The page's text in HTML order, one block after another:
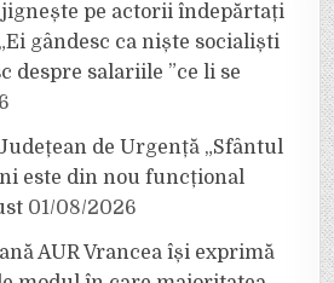
pe actorii îndepărtați
gândesc ca niște socialiști
despre salariile ”ce li se
de Urgență „Sfântul
este din nou funcțional
01/08/2026
AUR Vrancea își exprimă